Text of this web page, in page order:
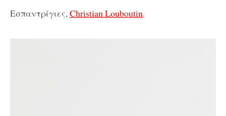
Εσπαντρίγιες, Christian Louboutin.